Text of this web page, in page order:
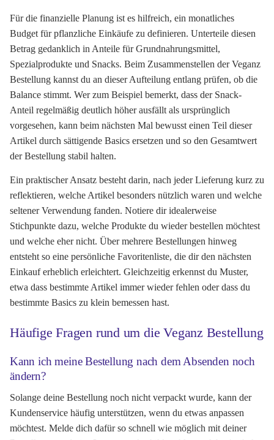
Für die finanzielle Planung ist es hilfreich, ein monatliches
Budget für pflanzliche Einkäufe zu definieren. Unterteile diesen
Betrag gedanklich in Anteile für Grundnahrungsmittel,
Spezialprodukte und Snacks. Beim Zusammenstellen der Veganz
Bestellung kannst du an dieser Aufteilung entlang prüfen, ob die
Balance stimmt. Wer zum Beispiel bemerkt, dass der Snack-
Anteil regelmäßig deutlich höher ausfällt als ursprünglich
vorgesehen, kann beim nächsten Mal bewusst einen Teil dieser
Artikel durch sättigende Basics ersetzen und so den Gesamtwert
der Bestellung stabil halten.
Ein praktischer Ansatz besteht darin, nach jeder Lieferung kurz zu
reflektieren, welche Artikel besonders nützlich waren und welche
seltener Verwendung fanden. Notiere dir idealerweise
Stichpunkte dazu, welche Produkte du wieder bestellen möchtest
und welche eher nicht. Über mehrere Bestellungen hinweg
entsteht so eine persönliche Favoritenliste, die dir den nächsten
Einkauf erheblich erleichtert. Gleichzeitig erkennst du Muster,
etwa dass bestimmte Artikel immer wieder fehlen oder dass du
bestimmte Basics zu klein bemessen hast.
Häufige Fragen rund um die Veganz Bestellung
Kann ich meine Bestellung nach dem Absenden noch
ändern?
Solange deine Bestellung noch nicht verpackt wurde, kann der
Kundenservice häufig unterstützen, wenn du etwas anpassen
möchtest. Melde dich dafür so schnell wie möglich mit deiner